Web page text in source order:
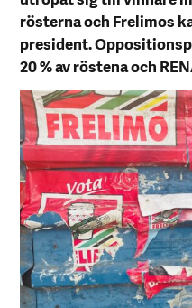
rösterna och Frelimos
president.
20 % av röstena och